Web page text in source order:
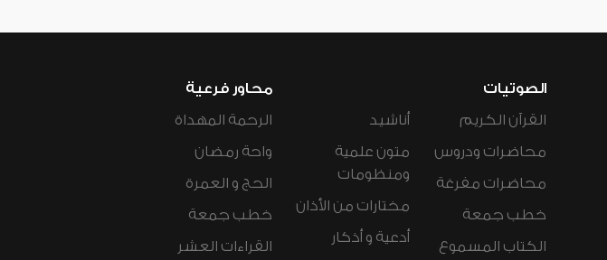
الصوتيات
القرآن الكريم
محاضرات ودروس
محاضرات مفرغة
خطب جمعة
الكتاب المسموع
أناشيد
متون علمية
ومنظومات
مختارات من الأذان
أدعية و أذكار
محاور فرعية
الرحمة المهداة
واحة رمضان
الحج و العمرة
خطب جمعة
القراءات العشر